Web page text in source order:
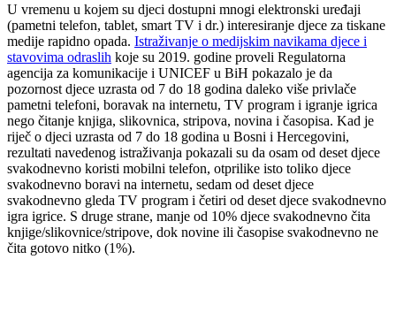
U vremenu u kojem su djeci dostupni mnogi elektronski uređaji
(pametni telefon, tablet, smart TV i dr.) interesiranje djece za tiskane
medije rapidno opada. Istraživanje o medijskim navikama djece i
stavovima odraslih koje su 2019. godine proveli Regulatorna
agencija za komunikacije i UNICEF u BiH pokazalo je da
pozornost djece uzrasta od 7 do 18 godina daleko više privlače
pametni telefoni, boravak na internetu, TV program i igranje igrica
nego čitanje knjiga, slikovnica, stripova, novina i časopisa. Kad je
riječ o djeci uzrasta od 7 do 18 godina u Bosni i Hercegovini,
rezultati navedenog istraživanja pokazali su da osam od deset djece
svakodnevno koristi mobilni telefon, otprilike isto toliko djece
svakodnevno boravi na internetu, sedam od deset djece
svakodnevno gleda TV program i četiri od deset djece svakodnevno
igra igrice. S druge strane, manje od 10% djece svakodnevno čita
knjige/slikovnice/stripove, dok novine ili časopise svakodnevno ne
čita gotovo nitko (1%).